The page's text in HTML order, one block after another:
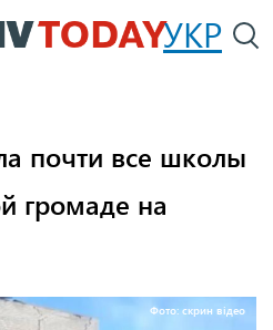
Перейти
к
УКР
почти все школы
громаде на
Фото: скрин відео